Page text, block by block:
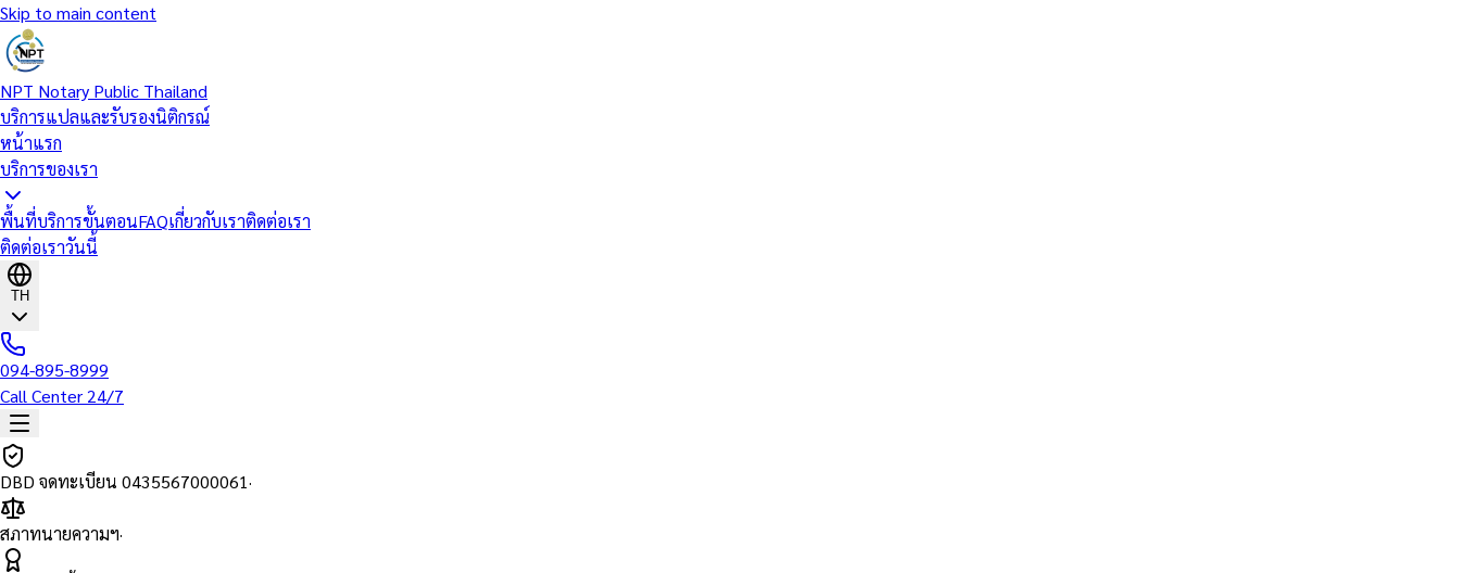
Skip to main content
NPT Notary Public Thailand
บริการแปลและรับรองนิติกรณ์
หน้าแรก
บริการของเรา
พื้นที่บริการขั้นตอนFAQเกี่ยวกับเราติดต่อเรา
ติดต่อเราวันนี้
TH
094-895-8999
Call Center 24/7
DBD จดทะเบียน 0435567000061·
สภาทนายความฯ·